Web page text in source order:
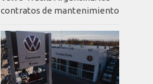
contratos de mantenimiento